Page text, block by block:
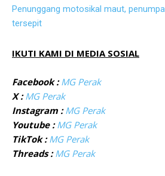
Penunggang motosikal maut,
tersepit
IKUTI KAMI DI MEDIA SOSIAL
Facebook : MG Perak
X : MG Perak
Instagram : MG Perak
Youtube : MG Perak
TikTok : MG Perak
Threads : MG Perak